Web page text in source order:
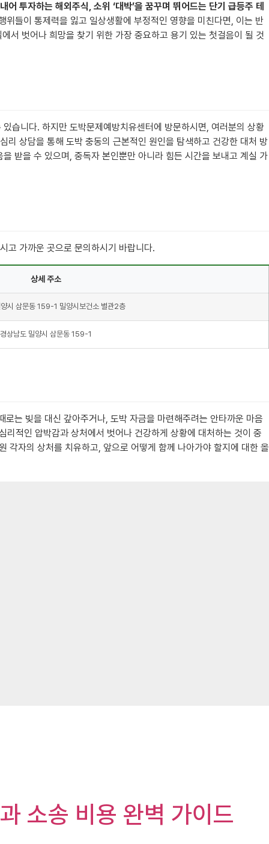
어 투자하는 해외주식, 소위 ‘대박’을 꿈꾸며 뛰어드는 단기 급등주 테
들이 통제력을 잃고 일상생활에 부정적인 영향을 미친다면, 이는 반
서 벗어나 희망을 찾기 위한 가장 중요하고 용기 있는 첫걸음이 될 것
습니다. 하지만 도박문제예방치유센터에 방문하시면, 여러분의 상황
리 상담을 통해 도박 충동의 근본적인 원인을 탐색하고 건강한 대처 방
받을 수 있으며, 중독자 본인뿐만 아니라 힘든 시간을 보내고 계실 가
고 가까운 곳으로 문의하시기 바랍니다.
상세 주소
시 삼문동 159-1 밀양시보건소 별관2층
경상남도 밀양시 삼문동 159-1
는 빚을 대신 갚아주거나, 도박 자금을 마련해주려는 안타까운 마음
리적인 압박감과 상처에서 벗어나 건강하게 상황에 대처하는 것이 중
각자의 상처를 치유하고, 앞으로 어떻게 함께 나아가야 할지에 대한 올
소송 비용 완벽 가이드